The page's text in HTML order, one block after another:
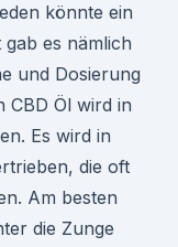
könnte ein
gab es nämlich
und Dosierung
CBD Öl wird in
Es wird in
die oft
Am besten
die Zunge